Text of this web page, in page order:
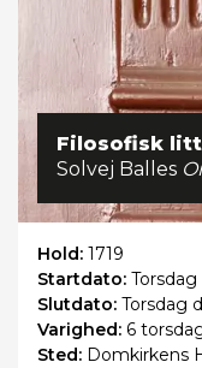
Filosofisk
Solvej Balles
Hold: 1719
Startdato: Torsdag
Slutdato: Torsdag
Varighed: 6
Sted: Domkirkens